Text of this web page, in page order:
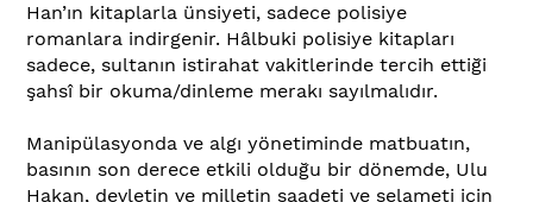
Han’ın kitaplarla ünsiyeti, sadece polisiye
romanlara indirgenir. Hâlbuki polisiye kitapları
sadece, sultanın istirahat vakitlerinde tercih ettiği
şahsî bir okuma/dinleme merakı sayılmalıdır.
Manipülasyonda ve algı yönetiminde matbuatın,
basının son derece etkili olduğu bir dönemde, Ulu
Hakan, devletin ve milletin saadeti ve selameti için